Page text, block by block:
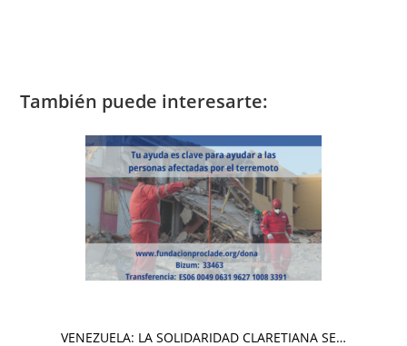
También puede interesarte:
VENEZUELA: LA SOLIDARIDAD CLARETIANA SE…